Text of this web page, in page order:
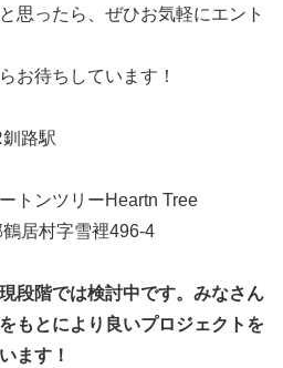
思ったら、ぜひお気軽にエント
お待ちしています！
路駅
トンツリーHeartn Tree
居村字雪裡496-4
段階では検討中です。みなさん
もとにより良いプロジェクトを
ます！